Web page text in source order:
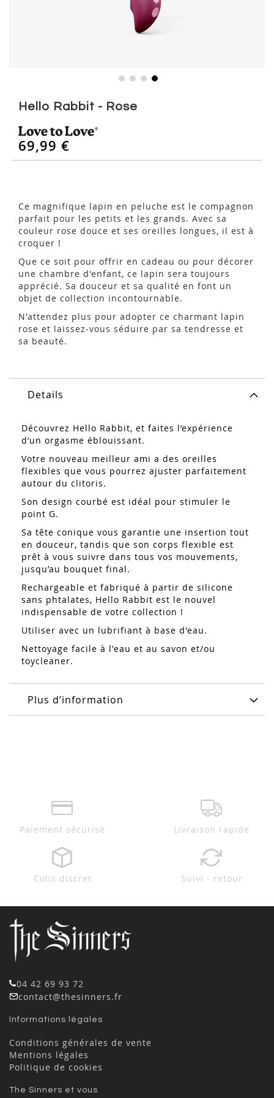
beginning
the
Hello Rabbit - Rose
69,99 €
Ce magnifique lapin en peluche est le compagnon
parfait pour les petits et les grands. Avec sa
couleur rose douce et ses oreilles longues, il est à
croquer !
Que ce soit pour offrir en cadeau ou pour décorer
une chambre d'enfant, ce lapin sera toujours
apprécié. Sa douceur et sa qualité en font un
objet de collection incontournable.
N'attendez plus pour adopter ce charmant lapin
rose et laissez-vous séduire par sa tendresse et
sa beauté.
Details
Découvrez Hello Rabbit, et faites l’expérience
d’un orgasme éblouissant.
Votre nouveau meilleur ami a des oreilles
flexibles que vous pourrez ajuster parfaitement
autour du clitoris.
Son design courbé est idéal pour stimuler le
point G.
Sa tête conique vous garantie une insertion tout
en douceur, tandis que son corps flexible est
prêt à vous suivre dans tous vos mouvements,
jusqu’au bouquet final.
Rechargeable et fabriqué à partir de silicone
sans phtalates, Hello Rabbit est le nouvel
indispensable de votre collection !
Utiliser avec un lubrifiant à base d'eau.
Nettoyage facile à l'eau et au savon et/ou
toycleaner.
Plus d’information
Paiement sécurisé Livraison rapide
Colis discret Suivi - retour
04 42 69 93 72
contact@thesinners.fr
Informations légales
Conditions générales de vente
Mentions légales
Politique de cookies
The Sinners et vous